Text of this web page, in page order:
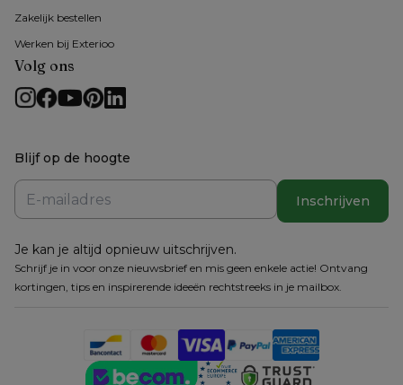
Zakelijk bestellen
Werken bij Exterioo
Volg ons
Blijf op de hoogte
Inschrijven
Je kan je altijd opnieuw uitschrijven.
Schrijf je in voor onze nieuwsbrief en mis geen enkele actie! Ontvang
kortingen, tips en inspirerende ideeën rechtstreeks in je mailbox.